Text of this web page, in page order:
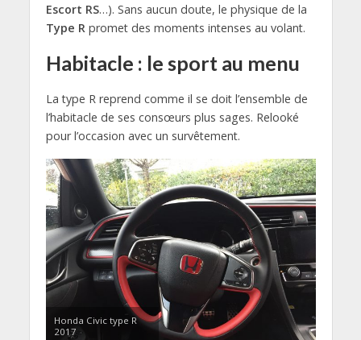
Escort RS…). Sans aucun doute, le physique de la
Type R promet des moments intenses au volant.
Habitacle : le sport au menu
La type R reprend comme il se doit l’ensemble de
l’habitacle de ses consœurs plus sages. Relooké
pour l’occasion avec un survêtement.
Honda Civic type R
2017